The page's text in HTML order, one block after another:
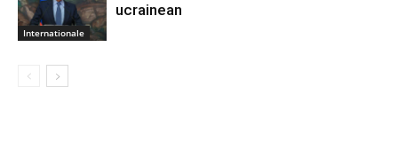
Internationale
ucrainean